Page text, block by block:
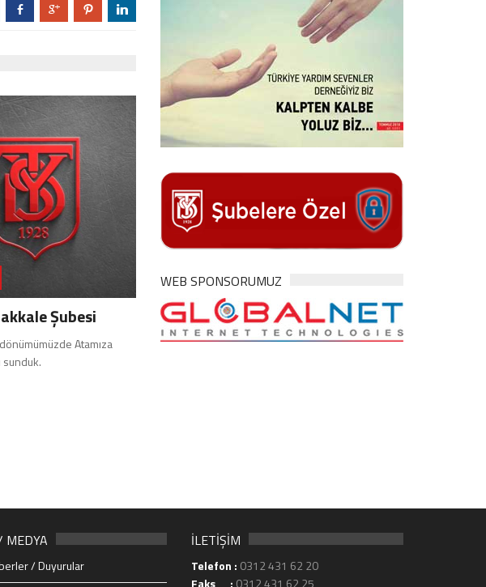
b c d j
Şubesi
Atamıza
sunduk.
WEB SPONSORUMUZ
MEDYA
/ Duyurular
İLETİŞİM
Telefon : 0312 431 62 20
Faks : 0312 431 62 25